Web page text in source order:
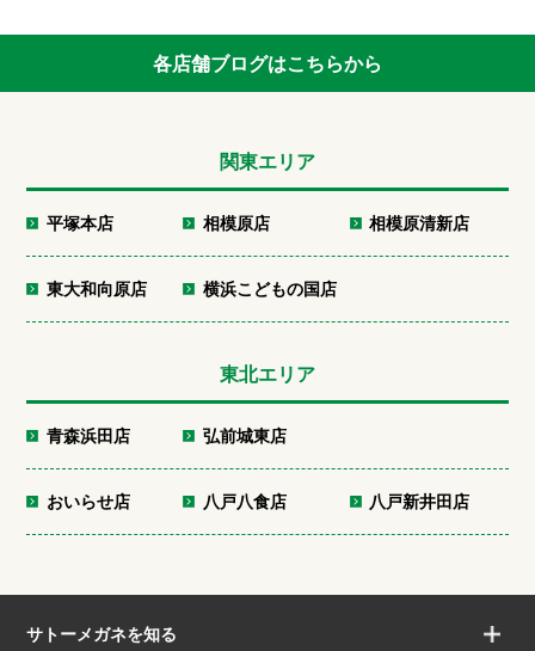
各店舗ブログはこちらから
関東エリア
平塚本店 相模原店 相模原清新店
東大和向原店 横浜こどもの国店
東北エリア
青森浜田店 弘前城東店
おいらせ店 八戸八食店 八戸新井田店
サトーメガネを知る